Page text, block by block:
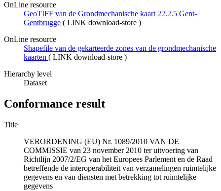
OnLine resource
GeoTIFF van de Grondmechanische kaart 22.2.5 Gent-
Gentbrugge ( LINK download-store )
OnLine resource
Shapefile van de gekarteerde zones van de grondmechanische
kaarten ( LINK download-store )
Hierarchy level
Dataset
Conformance result
Title
VERORDENING (EU) Nr. 1089/2010 VAN DE
COMMISSIE van 23 november 2010 ter uitvoering van
Richtlijn 2007/2/EG van het Europees Parlement en de Raad
betreffende de interoperabiliteit van verzamelingen ruimtelijke
gegevens en van diensten met betrekking tot ruimtelijke
gegevens